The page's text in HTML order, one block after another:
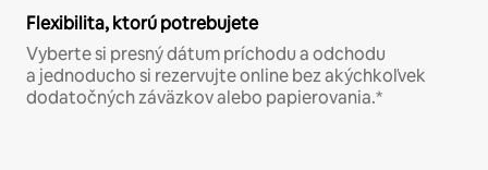
Flexibilita, ktorú potrebujete
Vyberte si presný dátum príchodu a odchodu
a jednoducho si rezervujte online bez akýchkoľvek
dodatočných záväzkov alebo papierovania.*